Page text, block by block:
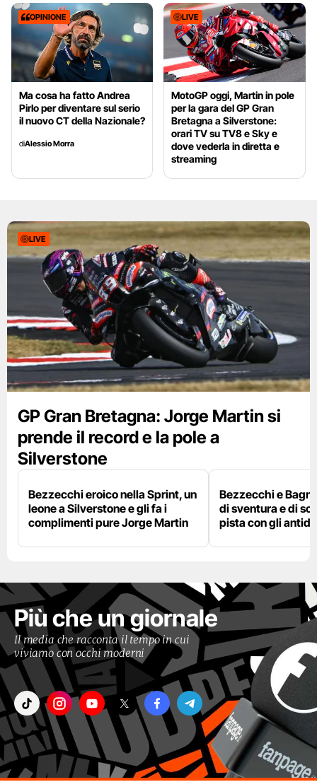
OPINIONE
Ma cosa ha fatto Andrea
Pirlo per diventare sul serio
il nuovo CT della Nazionale?
diAlessio Morra
LIVE
MotoGP oggi, Martin in pole
per la gara del GP Gran
Bretagna a Silverstone:
orari TV su TV8 e Sky e
dove vederla in diretta e
streaming
LIVE
GP Gran Bretagna: Jorge Martin si
prende il record e la pole a
Silverstone
Bezzecchi eroico nella Sprint, un
leone a Silverstone e gli fa i
complimenti pure Jorge Martin
Bezzecchi e
di sventura e di
pista con gli
Più che un giornale
Il media che racconta il tempo in cui
viviamo con occhi moderni